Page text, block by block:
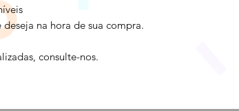
na hora de sua compra.
consulte-nos.